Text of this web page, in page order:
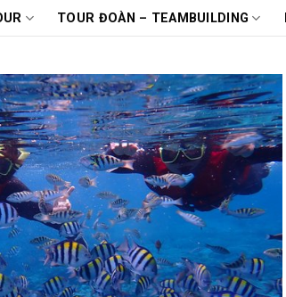
TOUR ĐOÀN – TEAMBUILDING